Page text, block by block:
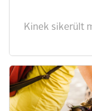
Kinek sikerült